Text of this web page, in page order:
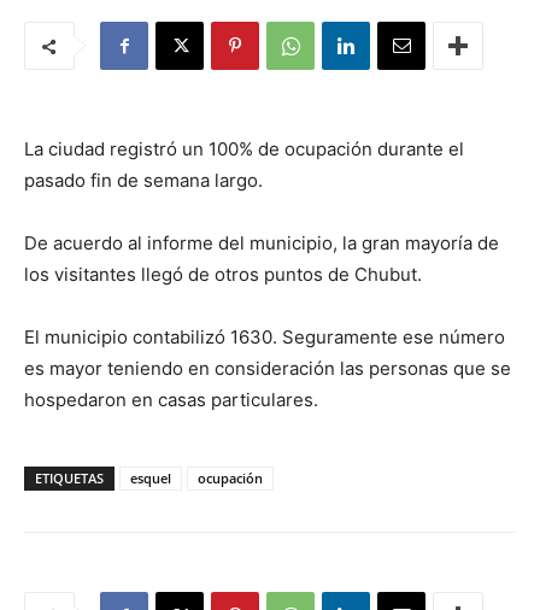
La ciudad registró un 100% de ocupación durante el
pasado fin de semana largo.
De acuerdo al informe del municipio, la gran mayoría de
los visitantes llegó de otros puntos de Chubut.
El municipio contabilizó 1630. Seguramente ese número
es mayor teniendo en consideración las personas que se
hospedaron en casas particulares.
ETIQUETAS esquel ocupación